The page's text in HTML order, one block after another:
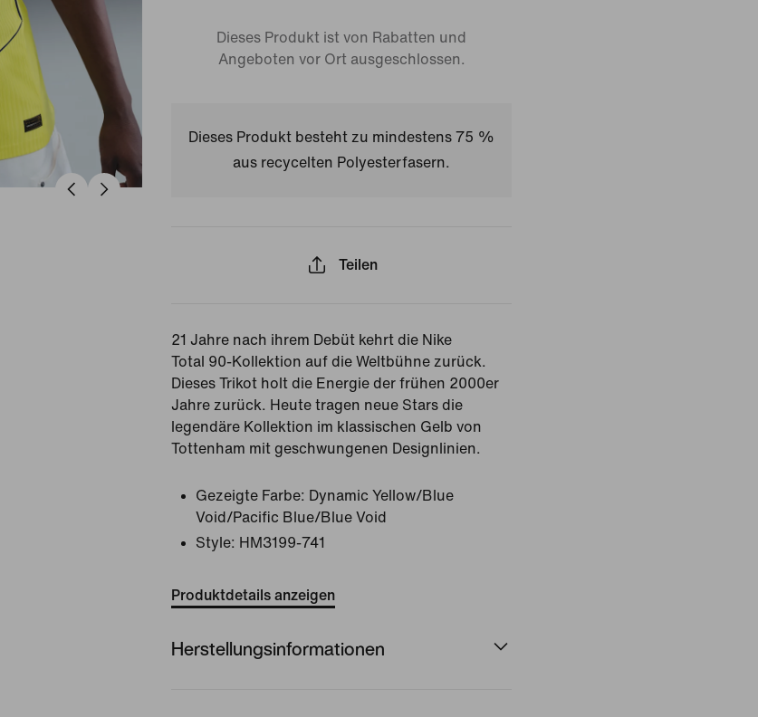
Dieses Produkt ist von Rabatten und
Angeboten vor Ort ausgeschlossen.
Dieses Produkt besteht zu mindestens 75 %
aus recycelten Polyesterfasern.
Teilen
21 Jahre nach ihrem Debüt kehrt die Nike
Total 90-Kollektion auf die Weltbühne zurück.
Dieses Trikot holt die Energie der frühen 2000er
Jahre zurück. Heute tragen neue Stars die
legendäre Kollektion im klassischen Gelb von
Tottenham mit geschwungenen Designlinien.
Gezeigte Farbe: Dynamic Yellow/Blue
Void/Pacific Blue/Blue Void
Style: HM3199-741
Produktdetails anzeigen
Herstellungsinformationen